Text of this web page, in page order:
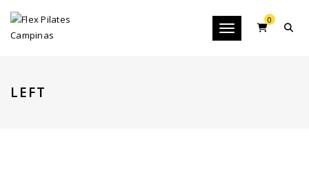
Toggle navigation
0
LEFT